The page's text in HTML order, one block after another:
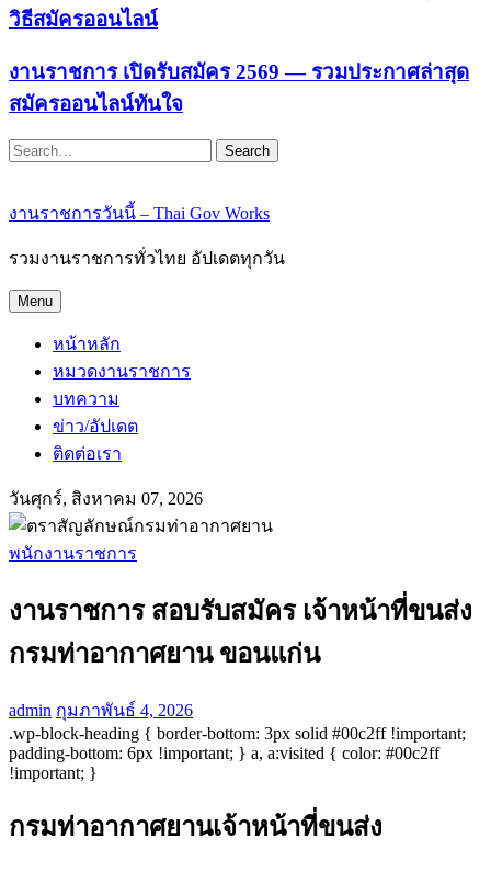
วิธีสมัครออนไลน์
งานราชการ เปิดรับสมัคร 2569 — รวมประกาศล่าสุด
สมัครออนไลน์ทันใจ
Search
งานราชการวันนี้ – Thai Gov Works
รวมงานราชการทั่วไทย อัปเดตทุกวัน
Menu
หน้าหลัก
หมวดงานราชการ
บทความ
ข่าว/อัปเดต
ติดต่อเรา
วันศุกร์, สิงหาคม 07, 2026
พนักงานราชการ
งานราชการ สอบรับสมัคร เจ้าหน้าที่ขนส่ง
กรมท่าอากาศยาน ขอนแก่น
admin กุมภาพันธ์ 4, 2026
.wp-block-heading { border-bottom: 3px solid #00c2ff !important;
padding-bottom: 6px !important; } a, a:visited { color: #00c2ff
!important; }
กรมท่าอากาศยานเจ้าหน้าที่ขนส่ง